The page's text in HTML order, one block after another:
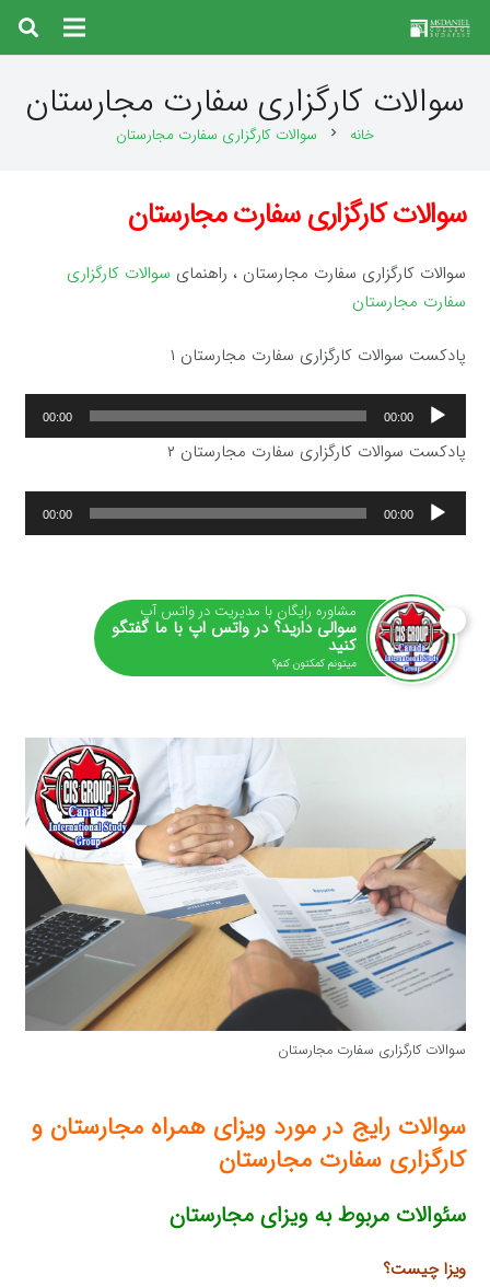
سوالات کارگزاری سفارت مجارستان
خانه chevron_right سوالات کارگزاری سفارت مجارستان
سوالات کارگزاری سفارت مجارستان
سوالات کارگزاری سفارت مجارستان ، راهنمای سوالات کارگزاری
سفارت مجارستان
پادکست سوالات کارگزاری سفارت مجارستان ۱
پخش‌کننده
صوت
00:00
00:00
پادکست سوالات کارگزاری سفارت مجارستان ۲
پخش‌کننده
صوت
00:00
00:00
مشاوره رایگان با مدیریت در واتس آپ
سوالی دارید؟ در واتس اپ با ما گفتگو
کنید
میتونم کمکتون کنم؟
سوالات کارگزاری سفارت مجارستان
سوالات رایج در مورد ویزای همراه مجارستان و
کارگزاری سفارت مجارستان
سئوالات مربوط به ویزای مجارستان
ویزا چیست؟